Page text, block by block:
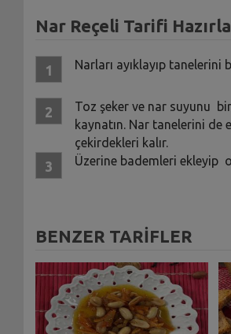
Nar Reçeli Tarifi
Narları ayıklayıp tanelerini
Toz şeker ve nar suyunu bir
kaynatın. Nar tanelerini de
çekirdekleri kalır.
Üzerine bademleri ekleyip
BENZER TARİFLER